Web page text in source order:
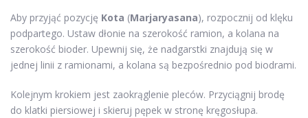
Aby przyjąć pozycję Kota (Marjaryasana), rozpocznij od klęku
podpartego. Ustaw dłonie na szerokość ramion, a kolana na
szerokość bioder. Upewnij się, że nadgarstki znajdują się w
jednej linii z ramionami, a kolana są bezpośrednio pod biodrami.
Kolejnym krokiem jest zaokrąglenie pleców. Przyciągnij brodę
do klatki piersiowej i skieruj pępek w stronę kręgosłupa.